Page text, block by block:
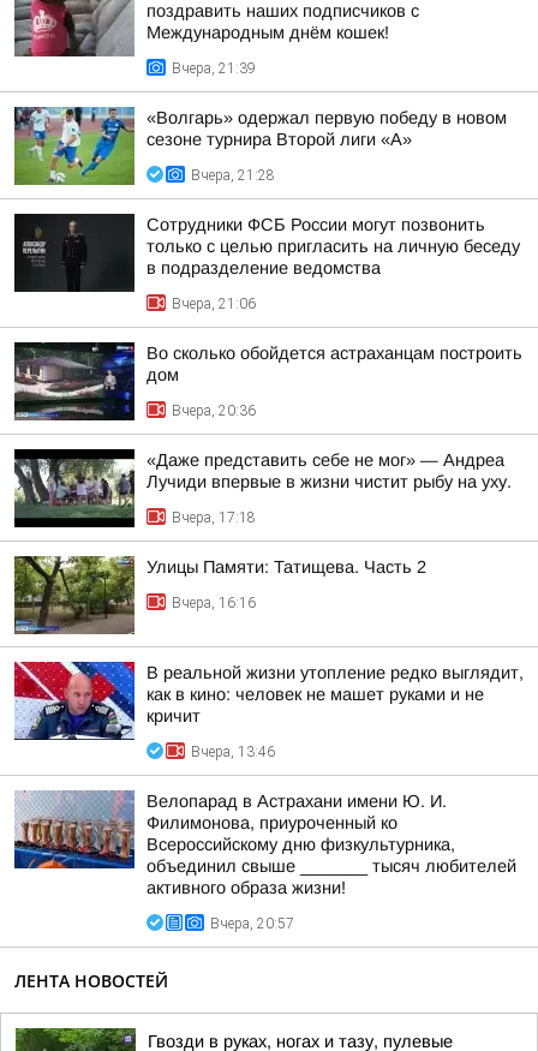
поздравить наших подписчиков с
Международным днём кошек!
Вчера, 21:39
«Волгарь» одержал первую победу в новом
сезоне турнира Второй лиги «А»
Вчера, 21:28
Сотрудники ФСБ России могут позвонить
только с целью пригласить на личную беседу
в подразделение ведомства
Вчера, 21:06
Во сколько обойдется астраханцам построить
дом
Вчера, 20:36
«Даже представить себе не мог» — Андреа
Лучиди впервые в жизни чистит рыбу на уху.
Вчера, 17:18
Улицы Памяти: Татищева. Часть 2
Вчера, 16:16
В реальной жизни утопление редко выглядит,
как в кино: человек не машет руками и не
кричит
Вчера, 13:46
Велопарад в Астрахани имени Ю. И.
Филимонова, приуроченный ко
Всероссийскому дню физкультурника,
объединил свыше _______ тысяч любителей
активного образа жизни!
Вчера, 20:57
ЛЕНТА НОВОСТЕЙ
Гвозди в руках, ногах и тазу, пулевые